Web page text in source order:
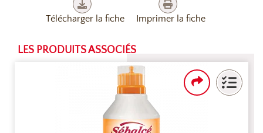
Télécharger la fiche Imprimer la fiche
LES PRODUITS ASSOCIÉS